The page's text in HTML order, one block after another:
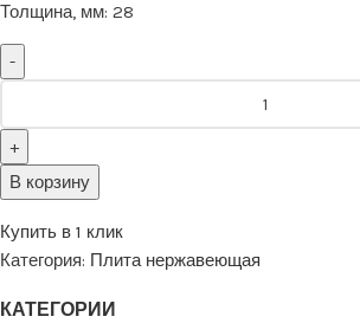
КАТЕГОРИИ
Толщина, мм: 28
В корзину
Купить в 1 клик
Категория: Плита нержавеющая